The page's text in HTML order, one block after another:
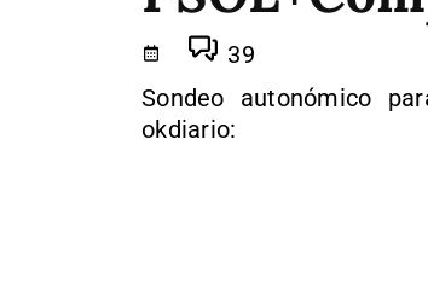
39
Sondeo autonómico
okdiario: